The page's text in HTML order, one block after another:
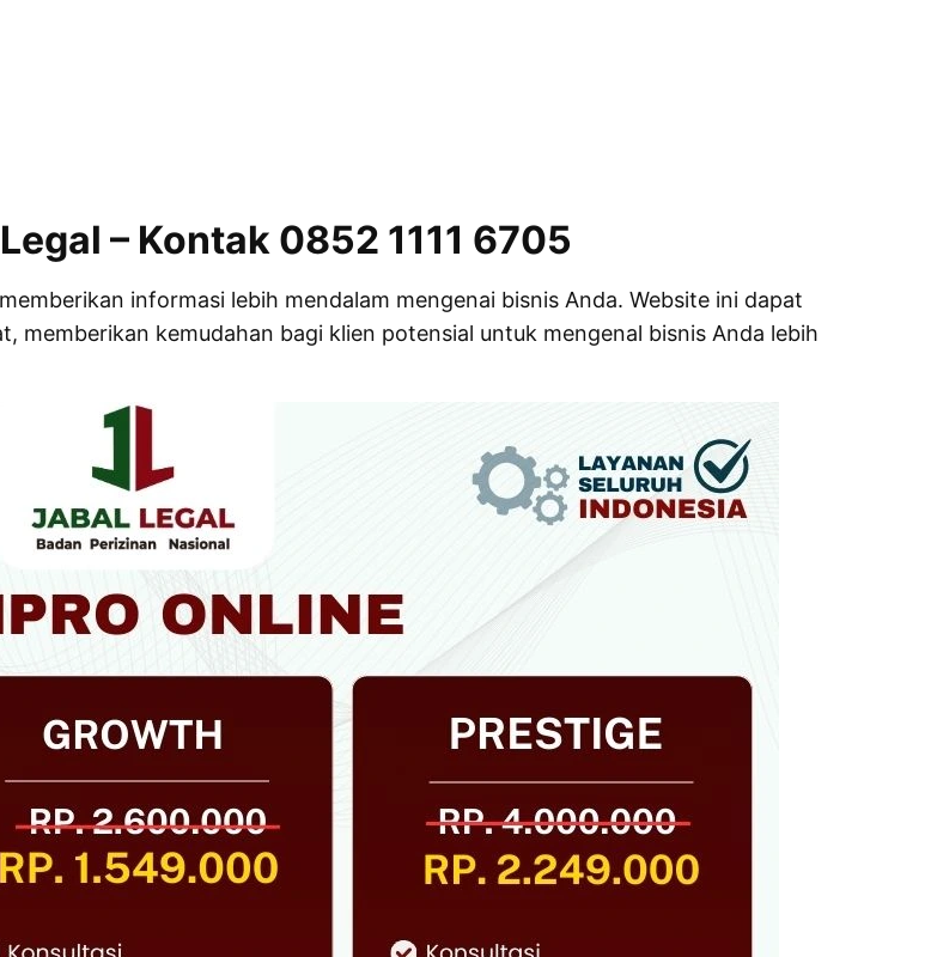
– Kontak 0852 1111 6705
informasi lebih mendalam mengenai bisnis Anda. Website ini dapat
memberikan kemudahan bagi klien potensial untuk mengenal bisnis Anda lebih